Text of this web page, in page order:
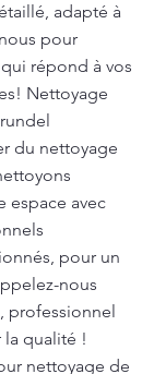
adapté à
pour
répond à vos
Nettoyage
du nettoyage
espace avec
pour un
nous
professionnel
la qualité !
nettoyage de